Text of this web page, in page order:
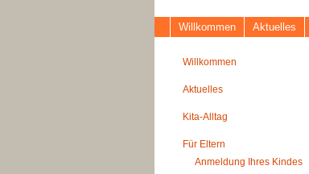
Willkommen Aktuelles
Willkommen
Aktuelles
Kita-Alltag
Für Eltern
Anmeldung Ihres Kindes